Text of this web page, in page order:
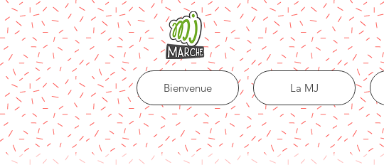
Bienvenue La MJ